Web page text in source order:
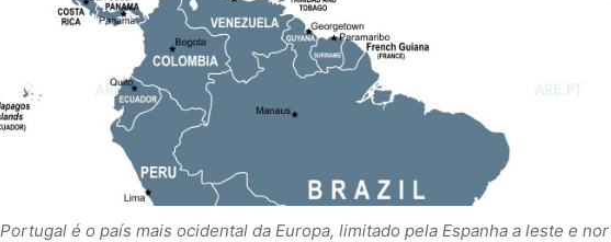
Portugal é o país mais ocidental da Europa, limitado pela Espanha a leste e